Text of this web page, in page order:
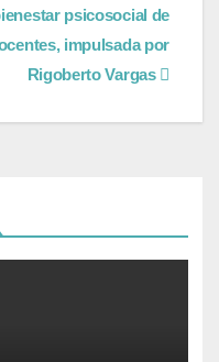
psicosocial de
impulsada por
Rigoberto Vargas